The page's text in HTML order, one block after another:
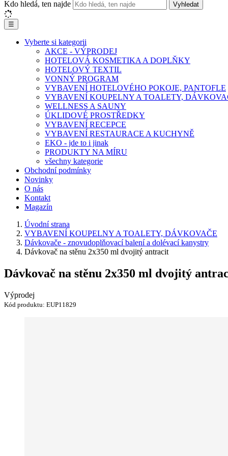
Kdo hledá, ten najde Vyhledat
☰
Vyberte si kategorii
AKCE - VÝPRODEJ
HOTELOVÁ KOSMETIKA A DOPLŇKY
HOTELOVÝ TEXTIL
VONNÝ PROGRAM
VYBAVENÍ HOTELOVÉHO POKOJE, PANTOFLE
VYBAVENÍ KOUPELNY A TOALETY,
WELLNESS A SAUNY
ÚKLIDOVÉ PROSTŘEDKY
VYBAVENÍ RECEPCE
VYBAVENÍ RESTAURACE A KUCHYNĚ
EKO - jde to i jinak
PRODUKTY NA MÍRU
všechny kategorie
Obchodní podmínky
Novinky
O nás
Kontakt
Magazín
Úvodní strana
VYBAVENÍ KOUPELNY A TOALETY, DÁVKOVAČE
Dávkovače - znovudoplňovací balení a dolévací kanystry
Dávkovač na stěnu 2x350 ml dvojitý antracit
Dávkovač na stěnu 2x350 ml dvojitý
Výprodej
Kód produktu: EUP11829